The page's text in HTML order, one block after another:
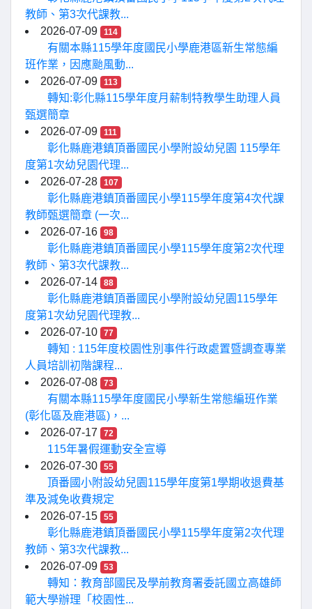
教師、第3次代課教...
2026-07-09
114
有關本縣115學年度國民小學鹿港區新生常態編
班作業，因應颱風動...
2026-07-09
113
轉知:彰化縣115學年度月薪制特教學生助理人員
甄選簡章
2026-07-09
111
彰化縣鹿港鎮頂番國民小學附設幼兒園 115學年
度第1次幼兒園代理...
2026-07-28
107
彰化縣鹿港鎮頂番國民小學115學年度第4次代課
教師甄選簡章 (一次...
2026-07-16
98
彰化縣鹿港鎮頂番國民小學115學年度第2次代理
教師、第3次代課教...
2026-07-14
88
彰化縣鹿港鎮頂番國民小學附設幼兒園115學年
度第1次幼兒園代理教...
2026-07-10
77
轉知 : 115年度校園性別事件行政處置暨調查專業
人員培訓初階課程...
2026-07-08
73
有關本縣115學年度國民小學新生常態編班作業
(彰化區及鹿港區)，...
2026-07-17
72
115年暑假運動安全宣導
2026-07-30
55
頂番國小附設幼兒園115學年度第1學期收退費基
準及減免收費規定
2026-07-15
55
彰化縣鹿港鎮頂番國民小學115學年度第2次代理
教師、第3次代課教...
2026-07-09
53
轉知：教育部國民及學前教育署委託國立高雄師
範大學辦理「校園性...